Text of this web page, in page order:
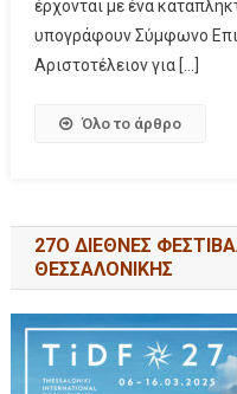
έρχονται με ένα
υπογράφουν Σύμφωνο
Αριστοτέλειον για […]
Όλο το άρθρο
27Ο ΔΙΕΘΝΕΣ
ΘΕΣΣΑΛΟΝΙΚΗΣ